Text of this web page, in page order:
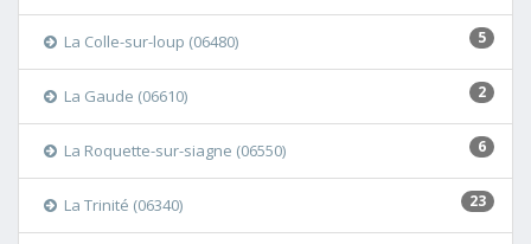
5
La Colle-sur-loup (06480)
2
La Gaude (06610)
6
La Roquette-sur-siagne (06550)
23
La Trinité (06340)